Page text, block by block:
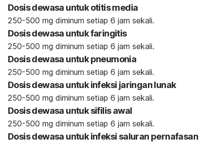
Dosis dewasa untuk otitis media
250-500 mg diminum setiap 6 jam sekali.
Dosis dewasa untuk faringitis
250-500 mg diminum setiap 6 jam sekali.
Dosis dewasa untuk pneumonia
250-500 mg diminum setiap 6 jam sekali.
Dosis dewasa untuk infeksi jaringan lunak
250-500 mg diminum setiap 6 jam sekali.
Dosis dewasa untuk sifilis awal
250-500 mg diminum setiap 6 jam sekali.
Dosis dewasa untuk infeksi saluran pernafasan